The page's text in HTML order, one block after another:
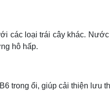
các loại trái cây khác.
hô hấp.
trong ổi, giúp cải thiện lưu